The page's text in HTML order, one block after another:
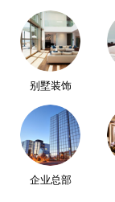
别墅装饰
企业总部